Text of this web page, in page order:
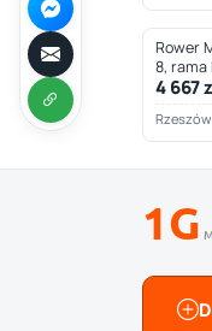
Rower
8, rama
4 667
Rzeszów
1G